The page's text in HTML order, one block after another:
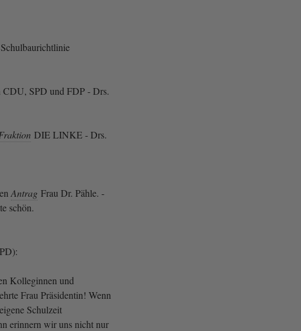
CDU, SPD und FDP - Drs.
DIE LINKE - Drs.
Antrag Frau Dr. Pähle. -
schön.
Kolleginnen und
Frau Präsidentin! Wenn
Schulzeit
erinnern wir uns nicht nur